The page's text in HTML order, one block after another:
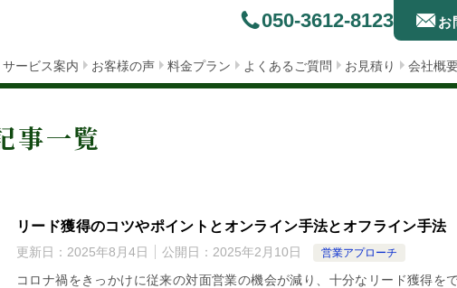
050-3612-8123 お
サービス案内 お客様の声 料金プラン よくあるご質問 お見積り 会社概
事一覧
リード獲得のコツやポイントとオンライン手法とオフライン手法
更新日： 2025年8月4日 公開日： 2025年2月10日 営業アプローチ
コロナ禍をきっかけに従来の対面営業の機会が減り、十分なリード獲得を